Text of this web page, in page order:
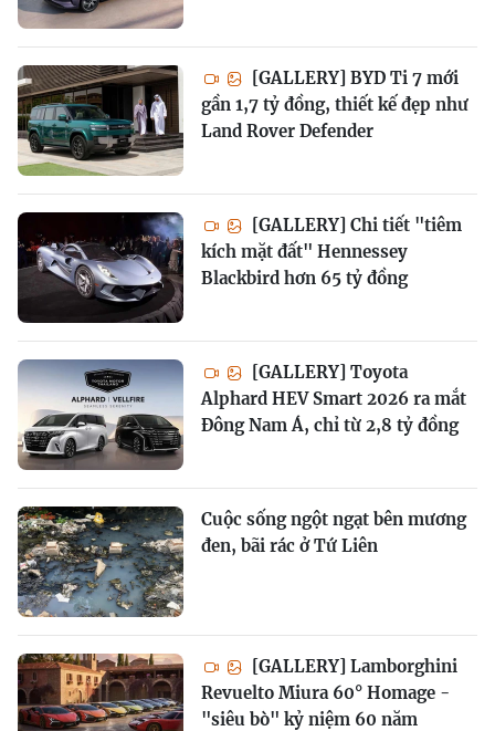
[GALLERY] BYD Ti 7 mới
gần 1,7 tỷ đồng, thiết kế đẹp như
Land Rover Defender
[GALLERY] Chi tiết "tiêm
kích mặt đất" Hennessey
Blackbird hơn 65 tỷ đồng
[GALLERY] Toyota
Alphard HEV Smart 2026 ra mắt
Đông Nam Á, chỉ từ 2,8 tỷ đồng
Cuộc sống ngột ngạt bên mương
đen, bãi rác ở Tứ Liên
[GALLERY] Lamborghini
Revuelto Miura 60° Homage -
"siêu bò" kỷ niệm 60 năm